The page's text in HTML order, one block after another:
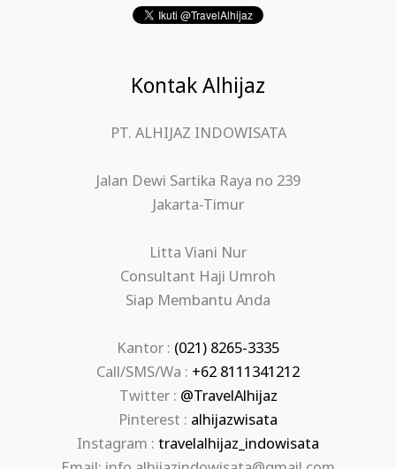
Kontak Alhijaz
PT. ALHIJAZ INDOWISATA
Jalan Dewi Sartika Raya no 239
Jakarta-Timur
Litta Viani Nur
Consultant Haji Umroh
Siap Membantu Anda
Kantor : (021) 8265-3335
Call/SMS/Wa : +62 8111341212
Twitter : @TravelAlhijaz
Pinterest : alhijazwisata
Instagram : travelalhijaz_indowisata